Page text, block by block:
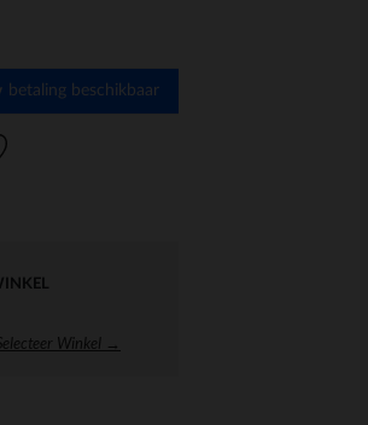
betaling beschikbaar
Winkel →